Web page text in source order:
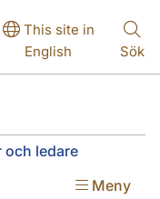
This site in
English
Sök
och ledare
Meny